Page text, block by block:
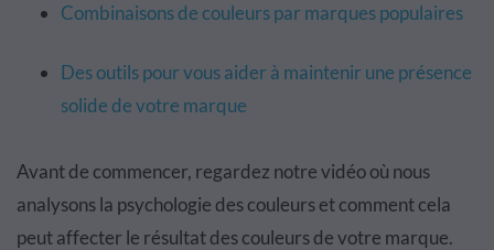
Combinaisons de couleurs par marques populaires
Des outils pour vous aider à maintenir une présence
solide de votre marque
Avant de commencer, regardez notre vidéo où nous
analysons la psychologie des couleurs et comment cela
peut affecter le résultat des couleurs de votre marque.